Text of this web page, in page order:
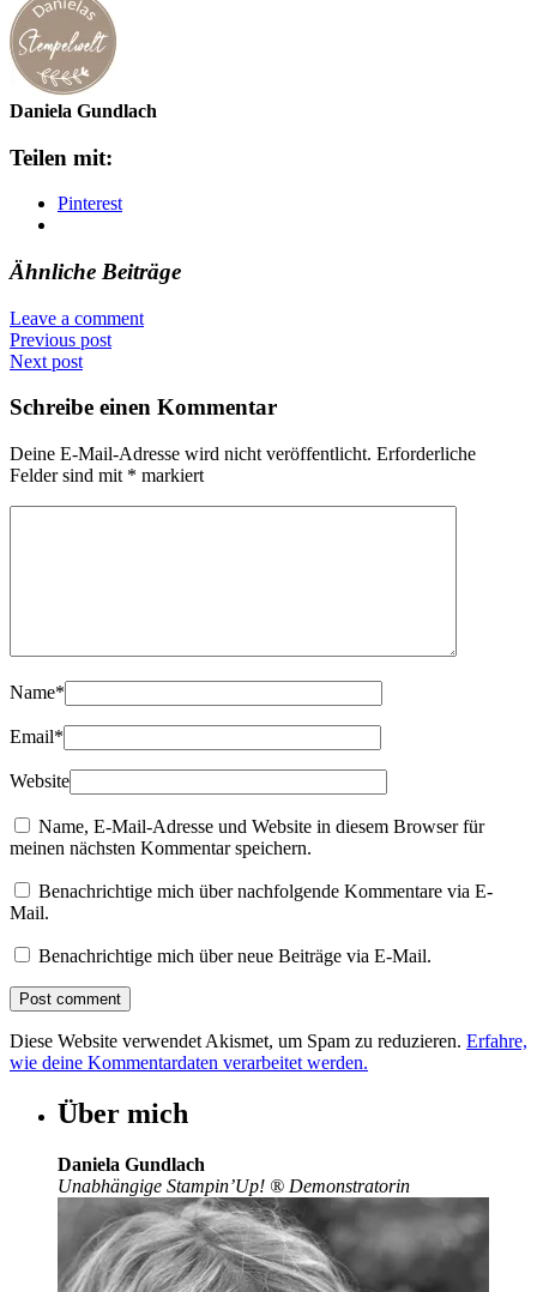
Daniela Gundlach
Teilen mit:
Pinterest
Ähnliche Beiträge
Leave a comment
Previous post
Next post
Schreibe einen Kommentar
Deine E-Mail-Adresse wird nicht veröffentlicht. Erforderliche
Felder sind mit * markiert
Name*
Email*
Website
Name, E-Mail-Adresse und Website in diesem Browser für
meinen nächsten Kommentar speichern.
Benachrichtige mich über nachfolgende Kommentare via E-
Mail.
Benachrichtige mich über neue Beiträge via E-Mail.
Diese Website verwendet Akismet, um Spam zu reduzieren. Erfahre,
wie deine Kommentardaten verarbeitet werden.
Über mich
Daniela Gundlach
Unabhängige Stampin’Up! ® Demonstratorin